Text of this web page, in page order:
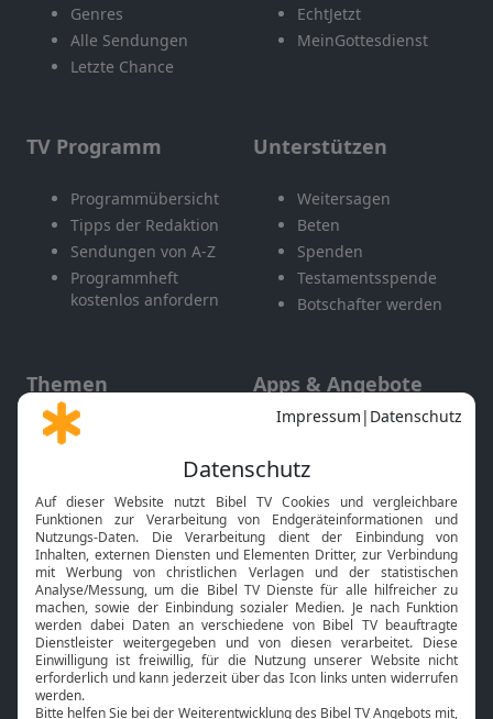
Genres
Alle Sendungen
Letzte Chance
EchtJetzt
MeinGottesdienst
TV Programm
Programmübersicht
Tipps der Redaktion
Sendungen von A-Z
Programmheft
kostenlos anfordern
Unterstützen
Weitersagen
Beten
Spenden
Testamentsspende
Botschafter werden
Themen
Gott und Bibel erklärt
Neuigkeiten
Apps & Angebote
Mobile App
Smart TV
HbbTV
Bibelthek Online-Bibel
Nächster Gottesdienst
Bibel TV Service